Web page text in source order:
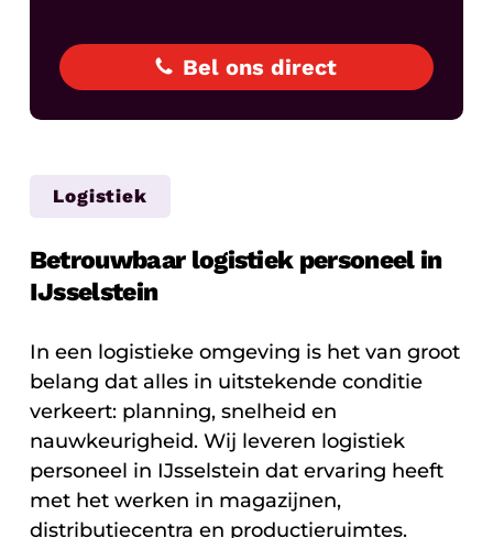
Bel ons direct
Logistiek
Betrouwbaar logistiek personeel in
IJsselstein
In een logistieke omgeving is het van groot
belang dat alles in uitstekende conditie
verkeert: planning, snelheid en
nauwkeurigheid. Wij leveren logistiek
personeel in IJsselstein dat ervaring heeft
met het werken in magazijnen,
distributiecentra en productieruimtes.